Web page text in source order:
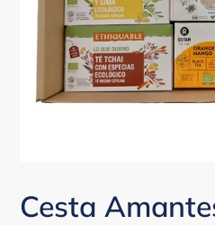
Cesta